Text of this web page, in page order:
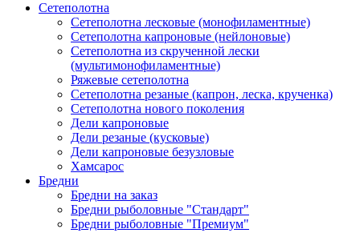
Сетеполотна
Сетеполотна лесковые (монофиламентные)
Сетеполотна капроновые (нейлоновые)
Сетеполотна из скрученной лески
(мультимонофиламентные)
Ряжевые сетеполотна
Сетеполотна резаные (капрон, леска, крученка)
Сетеполотна нового поколения
Дели капроновые
Дели резаные (кусковые)
Дели капроновые безузловые
Хамсарос
Бредни
Бредни на заказ
Бредни рыболовные "Стандарт"
Бредни рыболовные "Премиум"